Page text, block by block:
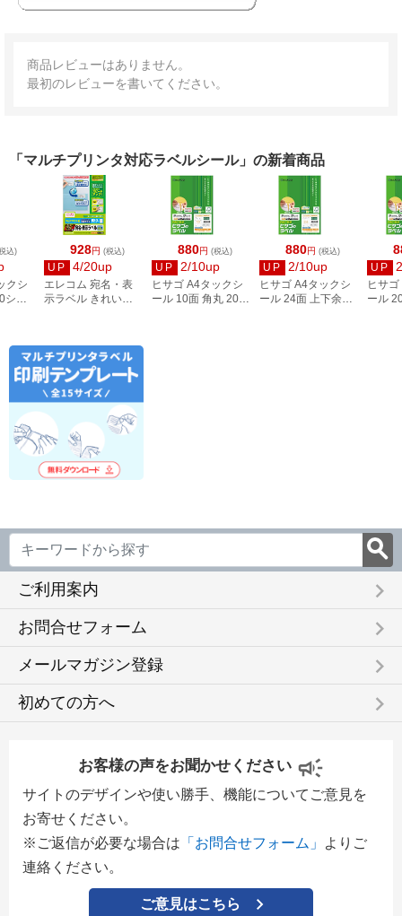
商品レビューはありません。
最初のレビューを書いてください。
「マルチプリンタ対応ラベルシール」の新着商品
928円 (税込)
UP 4/20up
エレコム 宛名・表
示ラベル きれい貼
880円 (税込)
UP 2/10up
ヒサゴ A4タックシ
ール 10面 角丸 20シ
880円 (税込)
UP 2/10up
ヒサゴ A4タックシ
ール 24面 上下余白
UP
ヒサ
ール
込)
クシ
シー
ご利用案内 keyboard_arrow_right
お問合せフォーム keyboard_arrow_right
メールマガジン登録 keyboard_arrow_right
初めての方へ keyboard_arrow_right
お客様の声をお聞かせください
サイトのデザインや使い勝手、機能についてご意見を
お寄せください。
※ご返信が必要な場合は 「お問合せフォーム」
よりご
連絡ください。
ご意見はこちら